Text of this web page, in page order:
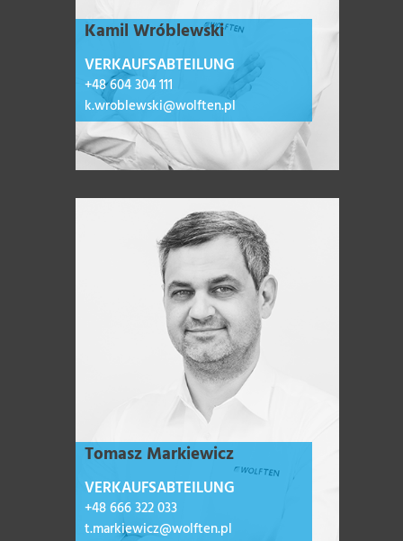
Kamil Wróblewski
VERKAUFSABTEILUNG
+48 604 304 111
k.wroblewski@wolften.pl
Tomasz Markiewicz
VERKAUFSABTEILUNG
+48 666 322 033
t.markiewicz@wolften.pl